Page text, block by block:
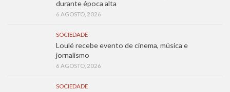
durante época alta
6 AGOSTO, 2026
SOCIEDADE
Loulé recebe evento de cinema, música e
jornalismo
6 AGOSTO, 2026
SOCIEDADE